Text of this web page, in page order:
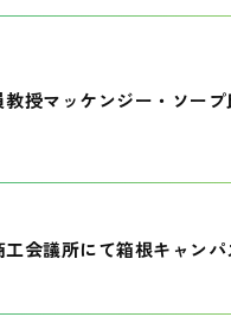
教授マッケンジー・ソー
工会議所にて箱根キャン